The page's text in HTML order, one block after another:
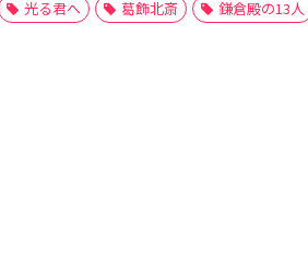
光る君へ 葛飾北斎 鎌倉殿の13人